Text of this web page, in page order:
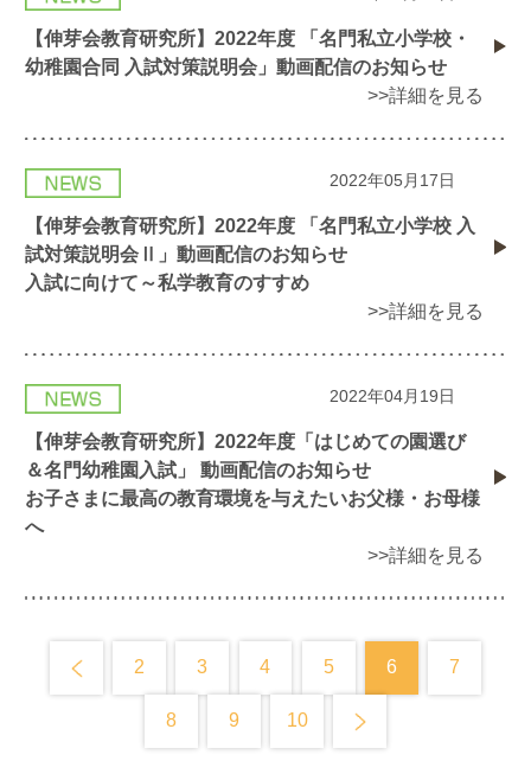
【伸芽会教育研究所】2022年度 「名門私立小学校・
幼稚園合同 入試対策説明会」動画配信のお知らせ
>>詳細を見る
2022年05月17日
【伸芽会教育研究所】2022年度 「名門私立小学校 入
試対策説明会Ⅱ」動画配信のお知らせ
入試に向けて～私学教育のすすめ
>>詳細を見る
2022年04月19日
【伸芽会教育研究所】2022年度「はじめての園選び
＆名門幼稚園入試」 動画配信のお知らせ
お子さまに最高の教育環境を与えたいお父様・お母様
へ
>>詳細を見る
2 3 4 5 6 7
8 9 10